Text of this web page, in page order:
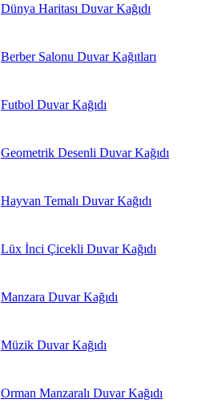
Dünya Haritası Duvar Kağıdı
Berber Salonu Duvar Kağıtları
Futbol Duvar Kağıdı
Geometrik Desenli Duvar Kağıdı
Hayvan Temalı Duvar Kağıdı
Lüx İnci Çicekli Duvar Kağıdı
Manzara Duvar Kağıdı
Müzik Duvar Kağıdı
Orman Manzaralı Duvar Kağıdı